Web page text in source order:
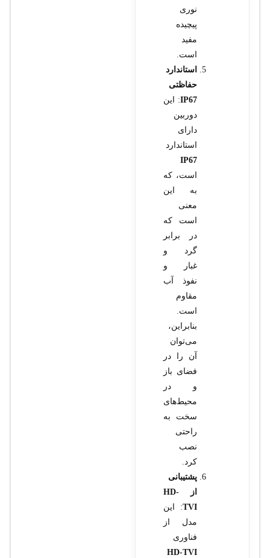
نوری
پیچیده
مفید
است.
استاندارد
حفاظتی
IP67: این
دوربین
دارای
استاندارد
IP67
است، که
به این
معنی
است که
در برابر
گرد و
غبار و
نفوذ آب
مقاوم
است.
بنابراین،
می‌توان
آن را در
فضای باز
و در
محیط‌های
سخت به
راحتی
نصب
کرد.
پشتیبانی
از HD-
TVI: این
مدل از
فناوری
HD-TVI